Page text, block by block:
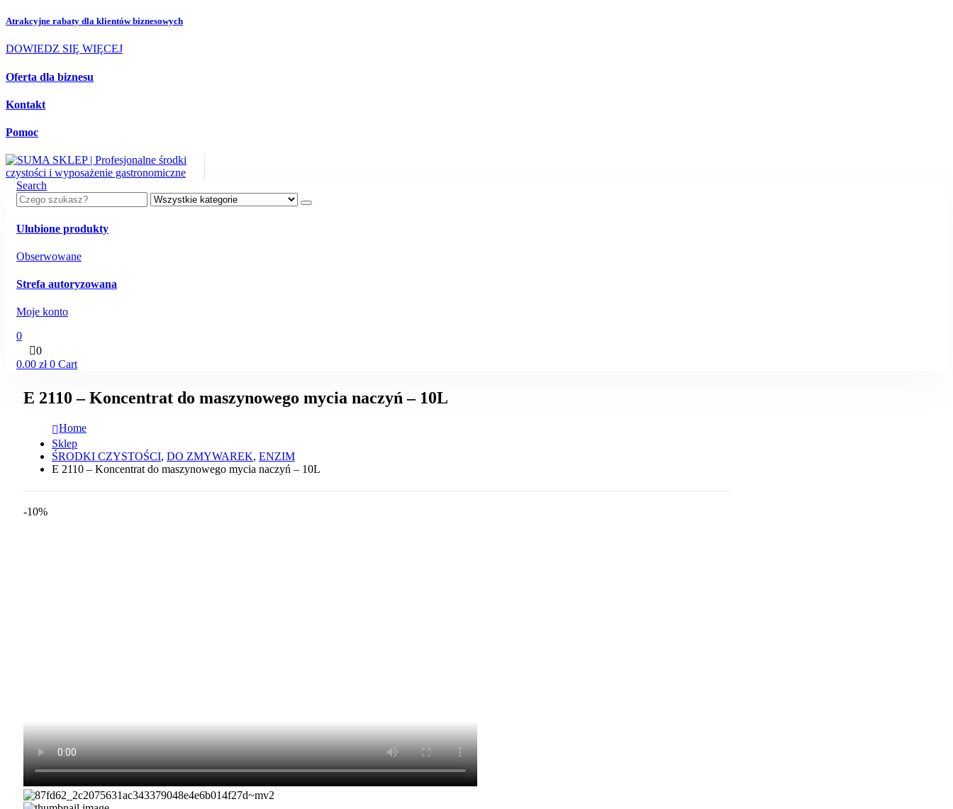
Atrakcyjne rabaty dla klientów biznesowych
DOWIEDZ SIĘ WIĘCEJ
Oferta dla biznesu
Kontakt
Pomoc
Search
Ulubione produkty
Obserwowane
Strefa autoryzowana
Moje konto
0
0
0.00 zł 0 Cart
E 2110 – Koncentrat do maszynowego mycia naczyń – 10L
Home
Sklep
ŚRODKI CZYSTOŚCI, DO ZMYWAREK, ENZIM
E 2110 – Koncentrat do maszynowego mycia naczyń – 10L
-10%